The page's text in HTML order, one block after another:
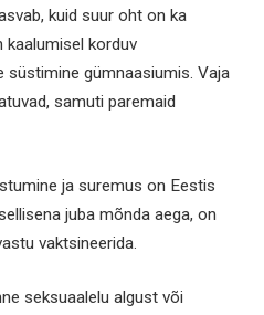
kuid suur oht on ka
korduv
süstimine gümnaasiumis. Vaja
samuti paremaid
ja suremus on Eestis
juba mõnda aega, on
vaktsineerida.
seksuaalelu algust või